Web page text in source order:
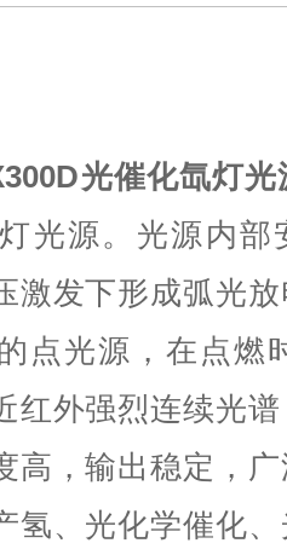
光催化氙灯光
光源。光源内部
激发下形成弧光
点光源，在点燃
红外强烈连续光
高，输出稳定，
氢、光化学催化